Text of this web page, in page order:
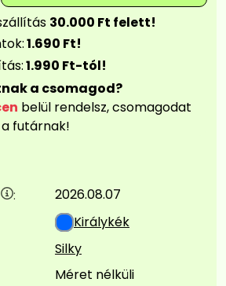
30.000 Ft felett!
1.690 Ft!
1.990 Ft-tól!
a csomagod?
belül rendelsz, csomagodat
futárnak!
:
2026.08.07
Királykék
Silky
Méret nélküli